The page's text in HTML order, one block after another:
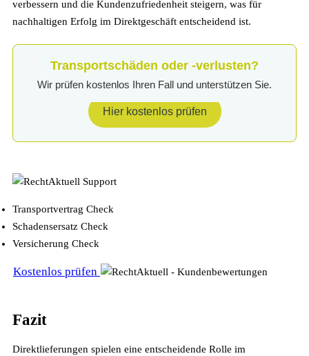
verbessern und die Kundenzufriedenheit steigern, was für
nachhaltigen Erfolg im Direktgeschäft entscheidend ist.
Transportschäden oder -verlusten?
Wir prüfen kostenlos Ihren Fall und unterstützen Sie.
Hier kostenlos prüfen
Transportvertrag Check
Schadensersatz Check
Versicherung Check
Kostenlos prüfen
Fazit
Direktlieferungen spielen eine entscheidende Rolle im